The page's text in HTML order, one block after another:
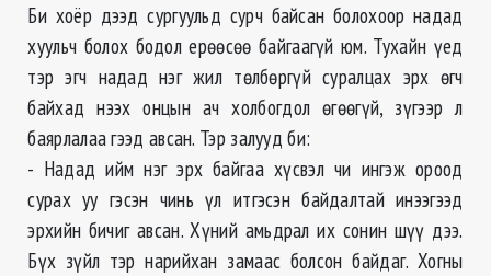
Би хоёр дээд сургуульд сурч байсан болохоор надад
хуульч болох бодол ерөөсөө байгаагүй юм. Тухайн үед
тэр эгч надад нэг жил төлбөргүй суралцах эрх өгч
байхад нээх онцын ач холбогдол өгөөгүй, зүгээр л
баярлалаа гээд авсан. Тэр залууд би:
- Надад ийм нэг эрх байгаа хүсвэл чи ингэж ороод
сурах уу гэсэн чинь үл итгэсэн байдалтай инээгээд
эрхийн бичиг авсан. Хүний амьдрал их сонин шүү дээ.
Бүх зүйл тэр нарийхан замаас болсон байдаг. Хогны